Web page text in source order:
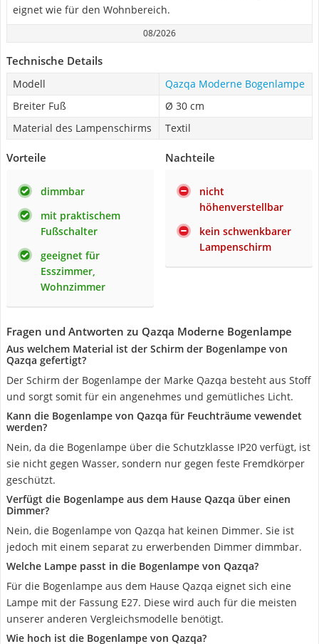
eignet wie für den Wohnbereich.
08/2026
Technische Details
Modell
Qazqa Moderne Bogenlampe
Breiter Fuß
Ø 30 cm
Material des Lampenschirms
Textil
Vorteile
dimmbar
mit praktischem
Fußschalter
geeignet für
Esszimmer,
Wohnzimmer
Nachteile
nicht
höhenverstellbar
kein schwenkbarer
Lampenschirm
Fragen und Antworten zu Qazqa Moderne Bogenlampe
Aus welchem Material ist der Schirm der Bogenlampe von
Qazqa gefertigt?
Der Schirm der Bogenlampe der Marke Qazqa besteht aus Stoff
und sorgt somit für ein angenehmes und gemütliches Licht.
Kann die Bogenlampe von Qazqa für Feuchträume vewendet
werden?
Nein, da die Bogenlampe über die Schutzklasse IP20 verfügt, ist
sie nicht gegen Wasser, sondern nur gegen feste Fremdkörper
geschützt.
Verfügt die Bogenlampe aus dem Hause Qazqa über einen
Dimmer?
Nein, die Bogenlampe von Qazqa hat keinen Dimmer. Sie ist
jedoch mit einem separat zu erwerbenden Dimmer dimmbar.
Welche Lampe passt in die Bogenlampe von Qazqa?
Für die Bogenlampe aus dem Hause Qazqa eignet sich eine
Lampe mit der Fassung E27. Diese wird auch für die meisten
unserer anderen Vergleichsmodelle benötigt.
Wie hoch ist die Bogenlampe von Qazqa?